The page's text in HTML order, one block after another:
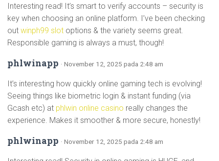
Interesting read! It’s smart to verify accounts – security is
key when choosing an online platform. I’ve been checking
out winph99 slot options & the variety seems great.
Responsible gaming is always a must, though!
phlwinapp · November 12, 2025 pada 2:48 am
It’s interesting how quickly online gaming tech is evolving!
Seeing things like biometric login & instant funding (via
Gcash etc) at phlwin online casino really changes the
experience. Makes it smoother & more secure, honestly!
phlwinapp · November 12, 2025 pada 2:48 am